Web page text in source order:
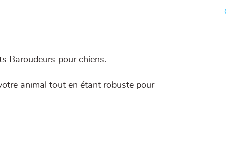
Baroudeurs pour chiens.
animal tout en étant robuste pour